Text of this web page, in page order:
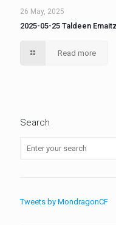
26 May, 2025
2025-05-25 Taldeen
Read more
Search
Tweets by MondragonCF